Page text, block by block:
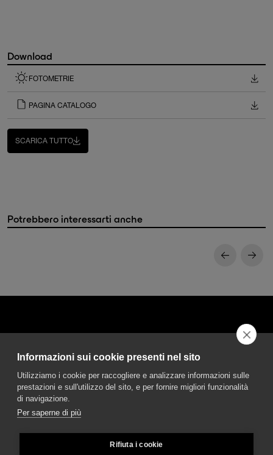
Download
FOTOMETRIE
PAGINA CATALOGO
SCARICA TUTTO
Potrebbero interessarti anche
50013 Campi Bisenzio Firenze - Italy
Informazioni sui cookie presenti nel sito
Utilizziamo i cookie per raccogliere e analizzare informazioni sulle
prestazioni e sull'utilizzo del sito, e per fornire migliori funzionalità
di navigazione.
Per saperne di più
Rifiuta i cookie